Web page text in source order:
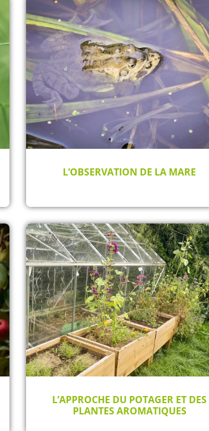
L’OBSERVATION DE LA MARE
L’APPROCHE DU POTAGER ET DES
PLANTES AROMATIQUES